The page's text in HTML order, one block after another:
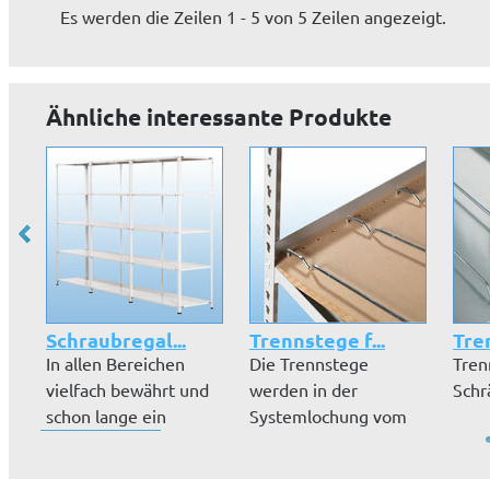
Es werden die Zeilen 1 - 5 von 5 Zeilen angezeigt.
Ähnliche interessante Produkte
Schraubregal...
In allen Bereichen
vielfach bewährt und
schon lange ein
Trennstege f...
Die Trennstege
werden in der
Systemlochung vom